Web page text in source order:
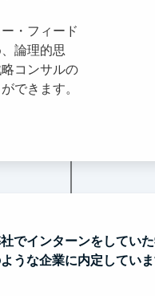
・フィード
論理的思
コンサルの
できます。
でインターンをしてい
うな企業に内定していま